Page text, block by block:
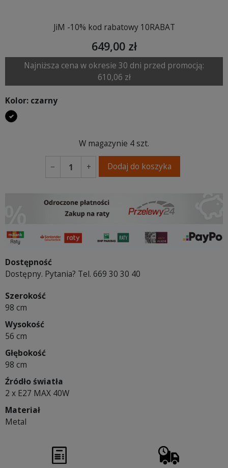
JiM -10% kod rabatowy 10RABAT
649,00 zł
Najniższa cena w okresie 30 dni przed promocją:
610,06 zł
Kolor: czarny
czarny
W magazynie 4 szt.
− + Dodaj do koszyka
Dostępność
Dostępny. Pytania? Tel. 669 30 30 40
Szerokość
98 cm
Wysokość
56 cm
Głębokość
98 cm
Źródło światła
2 x E27 MAX 40W
Materiał
Metal